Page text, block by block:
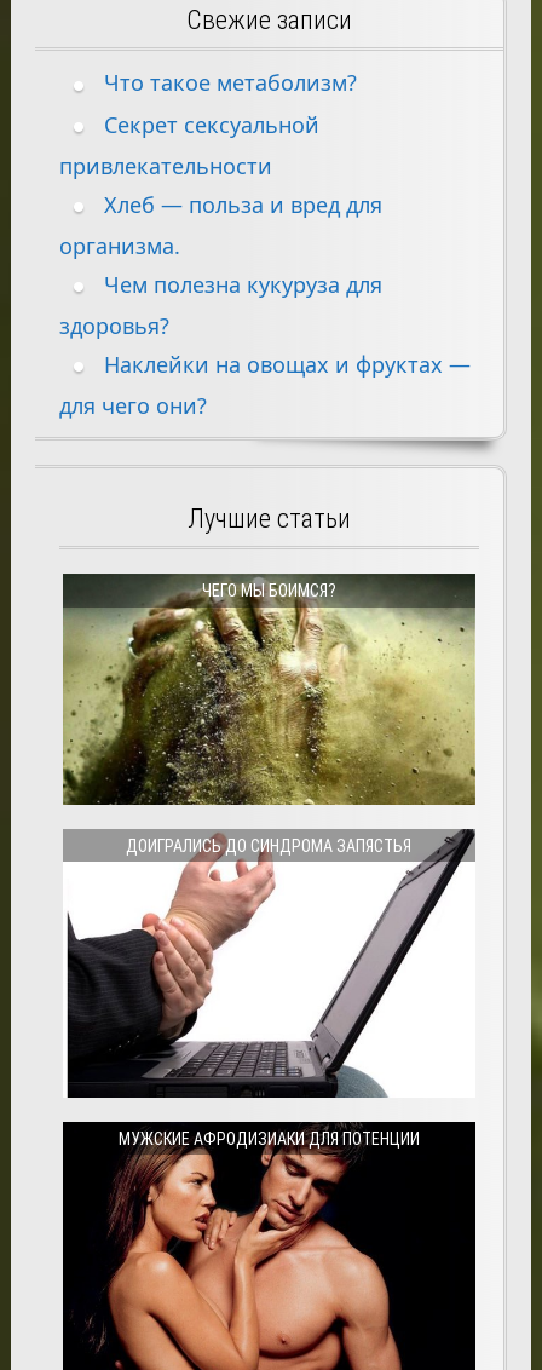
Свежие записи
Что такое метаболизм?
Секрет сексуальной
привлекательности
Хлеб — польза и вред для
организма.
Чем полезна кукуруза для
здоровья?
Наклейки на овощах и фруктах —
для чего они?
Лучшие статьи
ЧЕГО МЫ БОИМСЯ?
ДОИГРАЛИСЬ ДО СИНДРОМА ЗАПЯСТЬЯ
МУЖСКИЕ АФРОДИЗИАКИ ДЛЯ ПОТЕНЦИИ